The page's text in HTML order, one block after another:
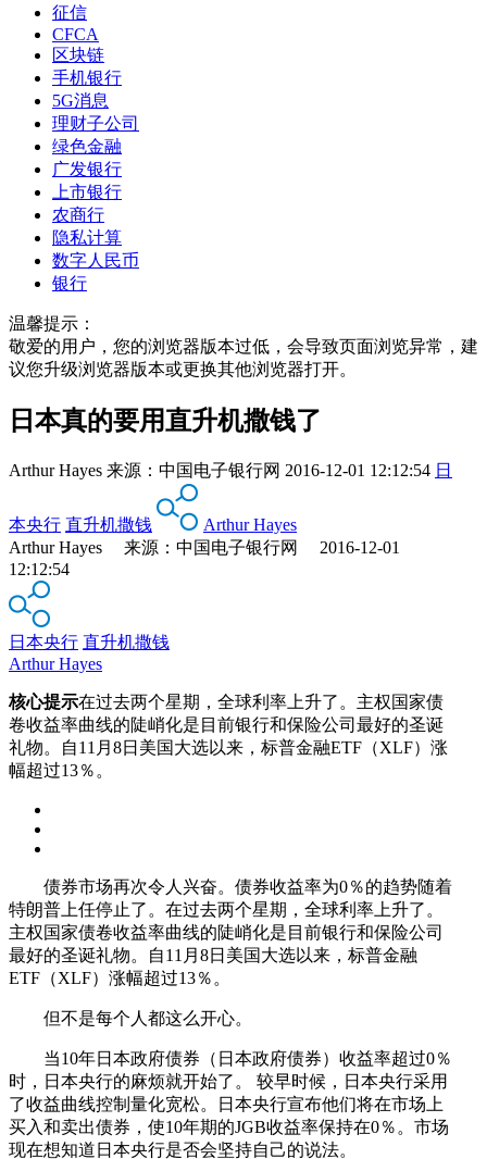
征信
CFCA
区块链
手机银行
5G消息
理财子公司
绿色金融
广发银行
上市银行
农商行
隐私计算
数字人民币
银行
温馨提示：
敬爱的用户，您的浏览器版本过低，会导致页面浏览异常，建
议您升级浏览器版本或更换其他浏览器打开。
日本真的要用直升机撒钱了
Arthur Hayes 来源： 中国电子银行网 2016-12-01 12:12:54 日
本央行 直升机撒钱
Arthur Hayes
Arthur Hayes 来源：中国电子银行网 2016-12-01
12:12:54
日本央行 直升机撒钱
Arthur Hayes
核心提示在过去两个星期，全球利率上升了。主权国家债
卷收益率曲线的陡峭化是目前银行和保险公司最好的圣诞
礼物。自11月8日美国大选以来，标普金融ETF（XLF）涨
幅超过13％。
债券市场再次令人兴奋。债券收益率为0％的趋势随着
特朗普上任停止了。在过去两个星期，全球利率上升了。
主权国家债卷收益率曲线的陡峭化是目前银行和保险公司
最好的圣诞礼物。自11月8日美国大选以来，标普金融
ETF（XLF）涨幅超过13％。
但不是每个人都这么开心。
当10年日本政府债券（日本政府债券）收益率超过0％
时，日本央行的麻烦就开始了。 较早时候，日本央行采用
了收益曲线控制量化宽松。日本央行宣布他们将在市场上
买入和卖出债券，使10年期的JGB收益率保持在0％。市场
现在想知道日本央行是否会坚持自己的说法。